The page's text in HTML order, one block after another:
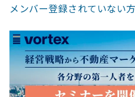
メンバー登録されていない